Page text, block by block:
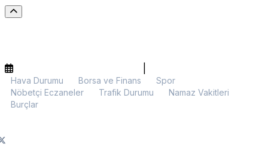
Hava Durumu Borsa ve Finans
Spor
Nöbetçi Eczaneler
Trafik Durumu
Namaz Vakitleri
Burçlar